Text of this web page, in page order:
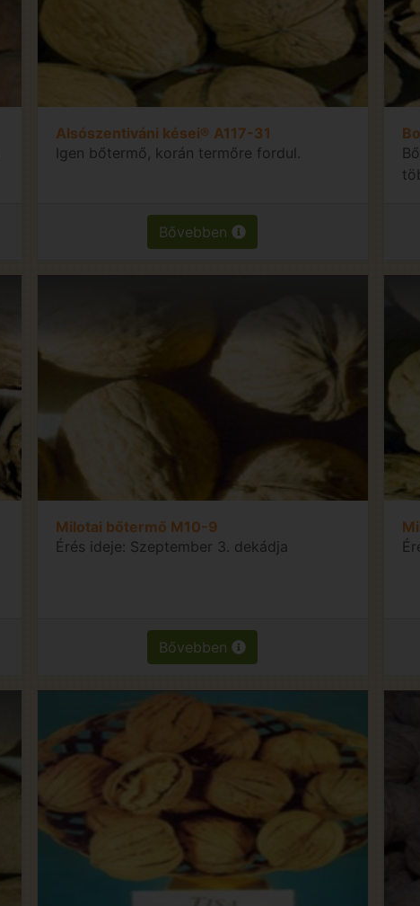
Alsószentiváni kései® A117-31
Igen bőtermő, korán termőre fordul.
Bővebben
Milotai bőtermő M10-9
Érés ideje: Szeptember 3. dekádja
Bővebben